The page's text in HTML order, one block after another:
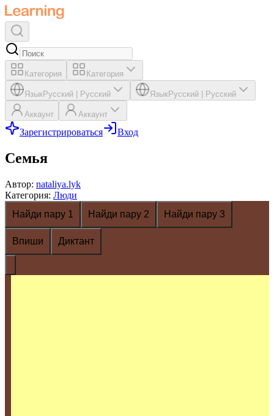
Категория Категория
ЯзыкРусский Русский ЯзыкРусский Русский
Аккаунт Аккаунт
Зарегистрироваться Вход
Семья
Автор: nataliya.lyk
Категория: Люди
Найди пару 1
Найди пару 2 Найди пару 3
Впиши Диктант